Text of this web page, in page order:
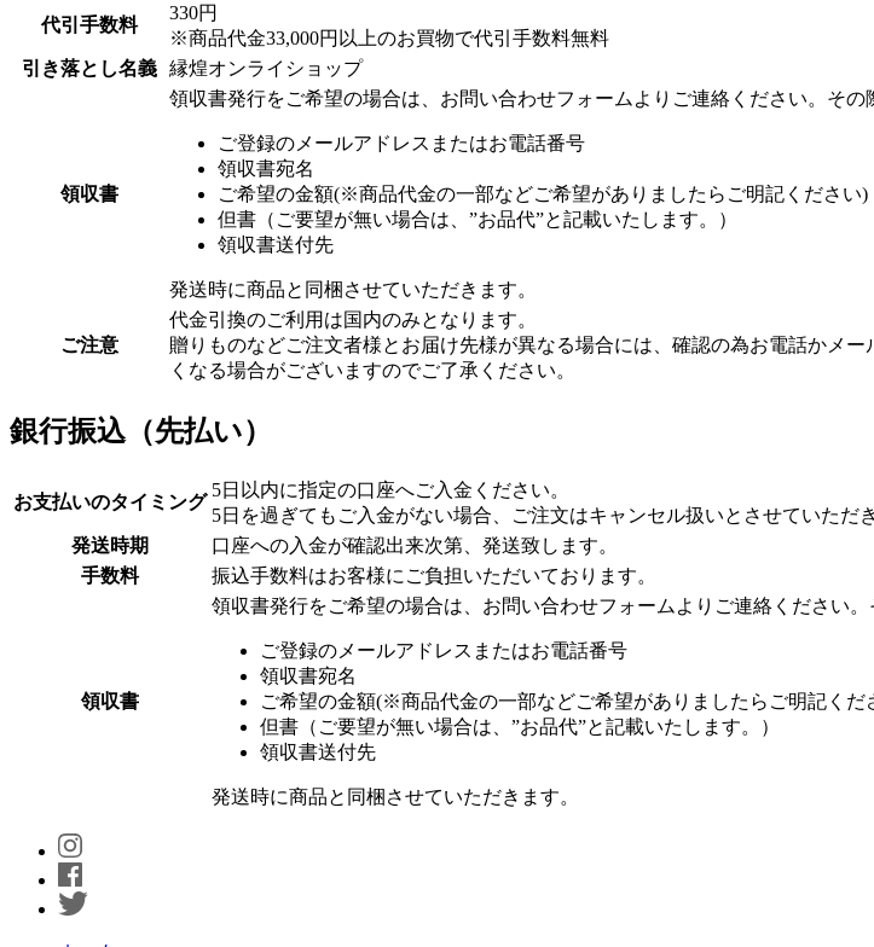
代引手数料
330円
※商品代金33,000円以上のお買物で代引手数料無料
引き落とし名義
縁煌オンライショップ
領収書
領収書発行をご希望の場合は、お問い合わせフォームよりご連絡ください。そ
ご登録のメールアドレスまたはお電話番号
領収書宛名
ご希望の金額(※商品代金の一部などご希望がありましたらご明記ください)
但書（ご要望が無い場合は、”お品代”と記載いたします。）
領収書送付先
発送時に商品と同梱させていただきます。
ご注意
代金引換のご利用は国内のみとなります。
贈りものなどご注文者様とお届け先様が異なる場合には、確認の為お電話かメ
くなる場合がございますのでご了承ください。
銀行振込（先払い）
お支払いのタイミング
5日以内に指定の口座へご入金ください。
5日を過ぎてもご入金がない場合、ご注文はキャンセル扱いとさせていただ
発送時期
口座への入金が確認出来次第、発送致します。
手数料
振込手数料はお客様にご負担いただいております。
領収書
領収書発行をご希望の場合は、お問い合わせフォームよりご連絡ください
ご登録のメールアドレスまたはお電話番号
領収書宛名
ご希望の金額(※商品代金の一部などご希望がありましたらご明記くだ
但書（ご要望が無い場合は、”お品代”と記載いたします。）
領収書送付先
発送時に商品と同梱させていただきます。